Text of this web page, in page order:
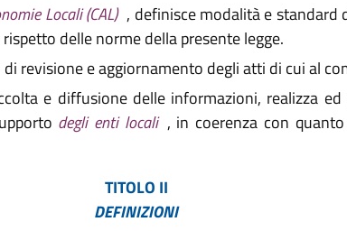
Locali (CAL) , definisce modalità e standard
delle norme della presente legge.
revisione e aggiornamento degli atti di cui al
e diffusione delle informazioni, realizza
degli enti locali , in coerenza con
TITOLO II
DEFINIZIONI